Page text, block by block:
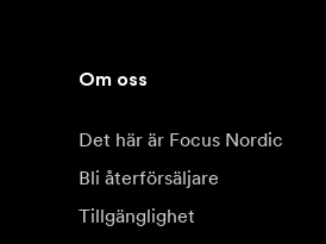
Om oss
Det här är Focus Nordic
Bli återförsäljare
Tillgänglighet